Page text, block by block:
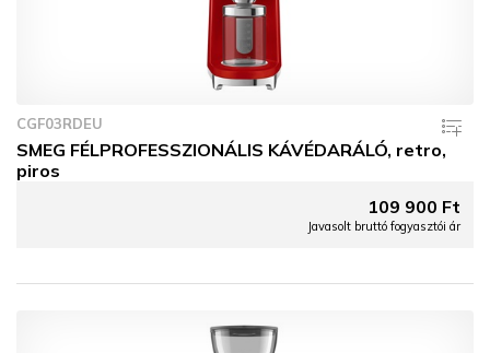
CGF03RDEU
SMEG FÉLPROFESSZIONÁLIS KÁVÉDARÁLÓ, retro,
piros
109 900 Ft
Javasolt bruttó fogyasztói ár